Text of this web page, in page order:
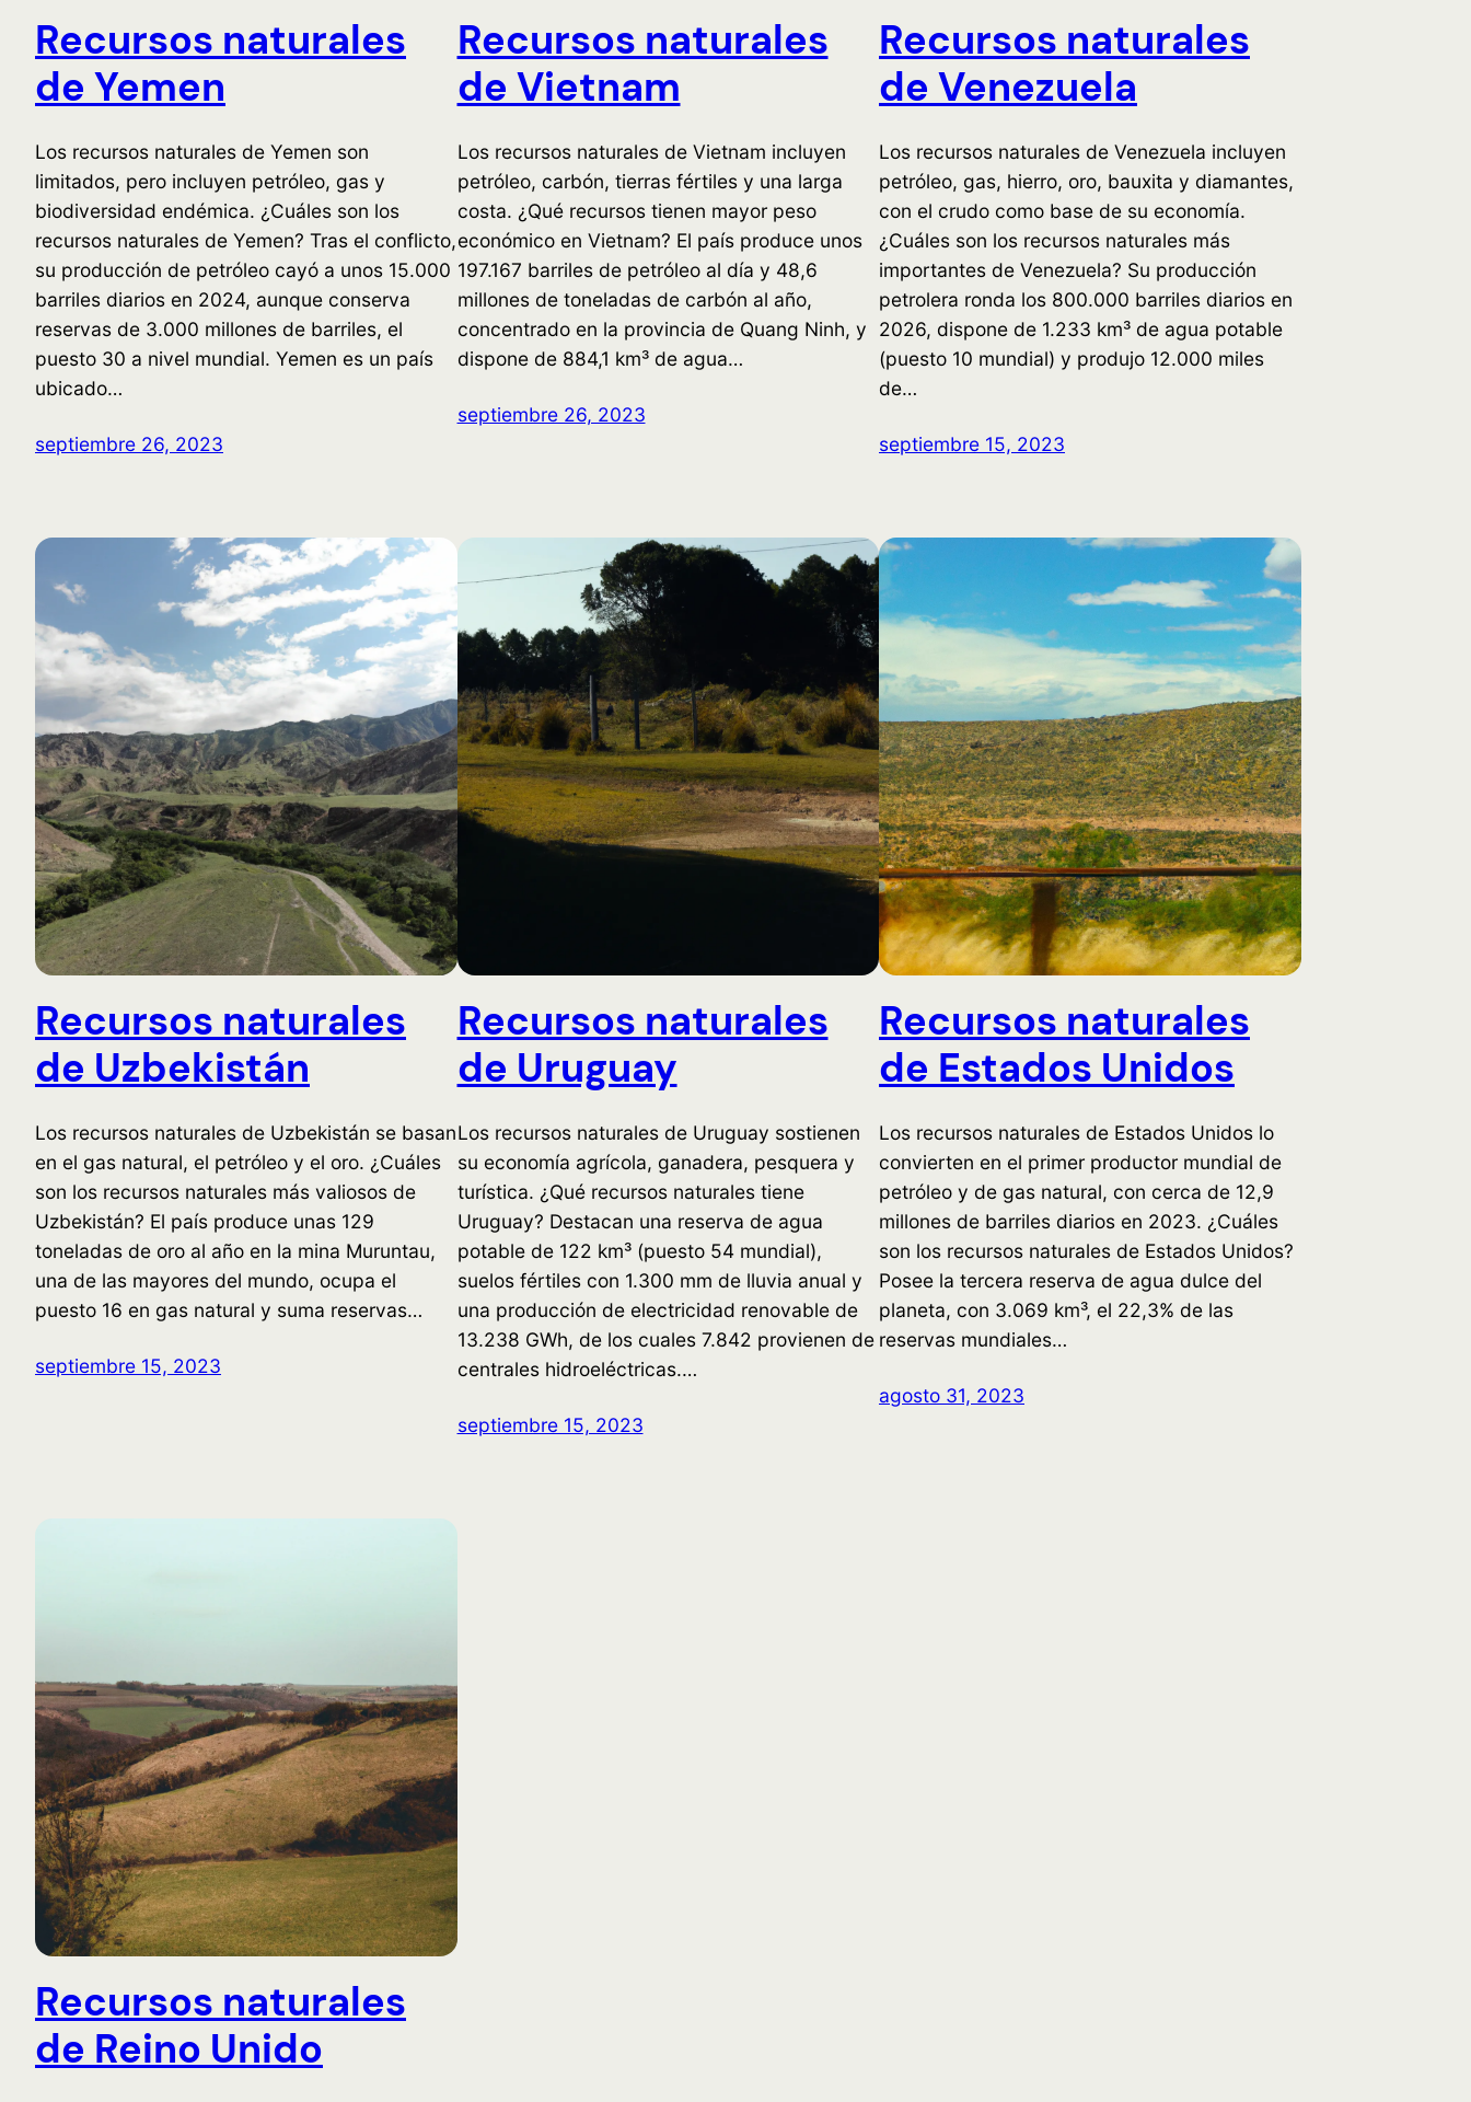
Recursos naturales
de Yemen
Los recursos naturales de Yemen son
limitados, pero incluyen petróleo, gas y
biodiversidad endémica. ¿Cuáles son los
recursos naturales de Yemen? Tras el conflicto,
su producción de petróleo cayó a unos 15.000
barriles diarios en 2024, aunque conserva
reservas de 3.000 millones de barriles, el
puesto 30 a nivel mundial. Yemen es un país
ubicado…
septiembre 26, 2023
Recursos naturales
de Vietnam
Los recursos naturales de Vietnam incluyen
petróleo, carbón, tierras fértiles y una larga
costa. ¿Qué recursos tienen mayor peso
económico en Vietnam? El país produce unos
197.167 barriles de petróleo al día y 48,6
millones de toneladas de carbón al año,
concentrado en la provincia de Quang Ninh, y
dispone de 884,1 km³ de agua…
septiembre 26, 2023
Recursos naturales
de Venezuela
Los recursos naturales de Venezuela incluyen
petróleo, gas, hierro, oro, bauxita y diamantes,
con el crudo como base de su economía.
¿Cuáles son los recursos naturales más
importantes de Venezuela? Su producción
petrolera ronda los 800.000 barriles diarios en
2026, dispone de 1.233 km³ de agua potable
(puesto 10 mundial) y produjo 12.000 miles
de…
septiembre 15, 2023
Recursos naturales
de Uzbekistán
Los recursos naturales de Uzbekistán se basan
en el gas natural, el petróleo y el oro. ¿Cuáles
son los recursos naturales más valiosos de
Uzbekistán? El país produce unas 129
toneladas de oro al año en la mina Muruntau,
una de las mayores del mundo, ocupa el
puesto 16 en gas natural y suma reservas…
septiembre 15, 2023
Recursos naturales
de Uruguay
Los recursos naturales de Uruguay sostienen
su economía agrícola, ganadera, pesquera y
turística. ¿Qué recursos naturales tiene
Uruguay? Destacan una reserva de agua
potable de 122 km³ (puesto 54 mundial),
suelos fértiles con 1.300 mm de lluvia anual y
una producción de electricidad renovable de
13.238 GWh, de los cuales 7.842 provienen de
centrales hidroeléctricas.…
septiembre 15, 2023
Recursos naturales
de Estados Unidos
Los recursos naturales de Estados Unidos lo
convierten en el primer productor mundial de
petróleo y de gas natural, con cerca de 12,9
millones de barriles diarios en 2023. ¿Cuáles
son los recursos naturales de Estados Unidos?
Posee la tercera reserva de agua dulce del
planeta, con 3.069 km³, el 22,3% de las
reservas mundiales…
agosto 31, 2023
Recursos naturales
de Reino Unido